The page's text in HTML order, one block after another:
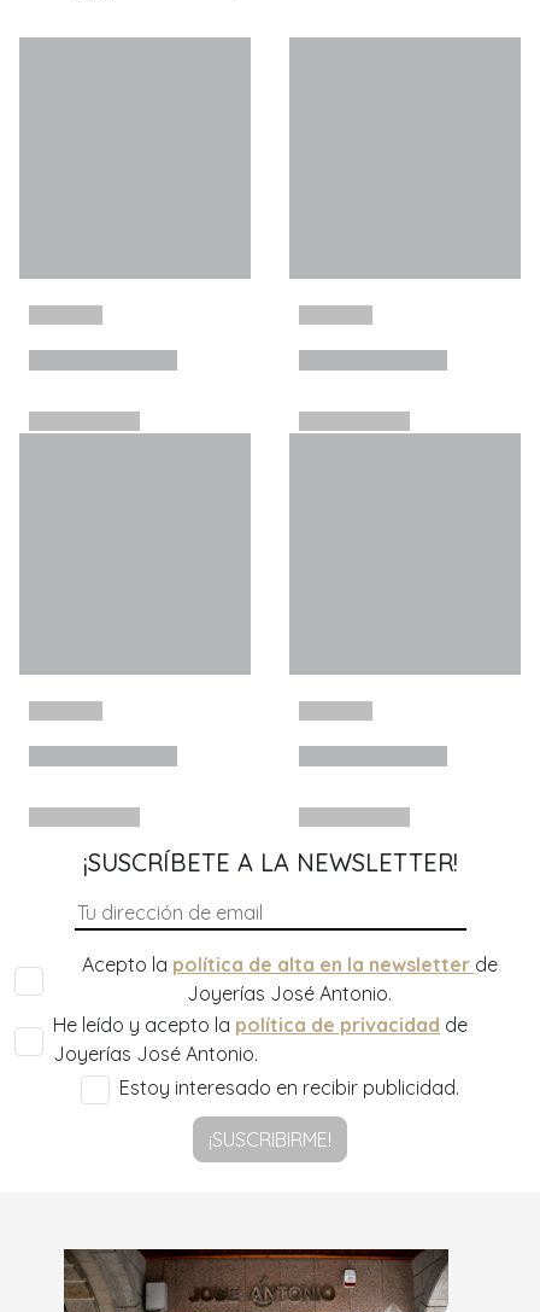
¡SUSCRÍBETE A LA NEWSLETTER!
Acepto la política de alta en la newsletter de
Joyerías José Antonio.
He leído y acepto la política de privacidad de
Joyerías José Antonio.
Estoy interesado en recibir publicidad.
¡SUSCRIBIRME!